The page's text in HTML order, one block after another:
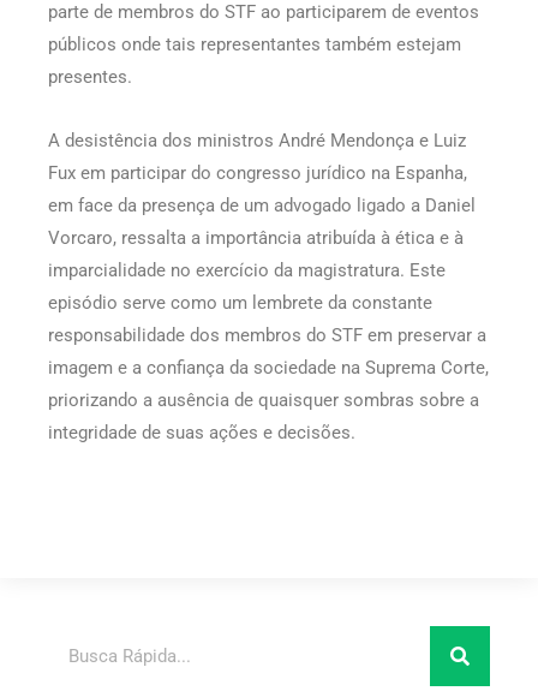
parte de membros do STF ao participarem de eventos
públicos onde tais representantes também estejam
presentes.
A desistência dos ministros André Mendonça e Luiz
Fux em participar do congresso jurídico na Espanha,
em face da presença de um advogado ligado a Daniel
Vorcaro, ressalta a importância atribuída à ética e à
imparcialidade no exercício da magistratura. Este
episódio serve como um lembrete da constante
responsabilidade dos membros do STF em preservar a
imagem e a confiança da sociedade na Suprema Corte,
priorizando a ausência de quaisquer sombras sobre a
integridade de suas ações e decisões.